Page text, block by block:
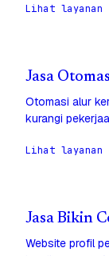
Lihat layanan
Jasa
Otomasi alur
kurangi
Lihat layanan
Jasa Bikin
Website profil